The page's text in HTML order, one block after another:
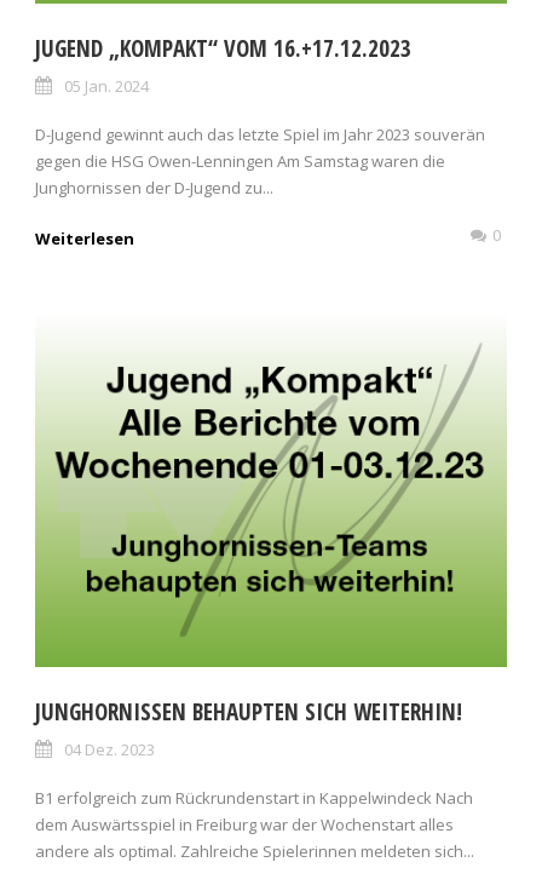
JUGEND „KOMPAKT“ VOM 16.+17.12.2023
05 Jan. 2024
D-Jugend gewinnt auch das letzte Spiel im Jahr 2023 souverän
gegen die HSG Owen-Lenningen Am Samstag waren die
Junghornissen der D-Jugend zu...
Weiterlesen 0
JUNGHORNISSEN BEHAUPTEN SICH WEITERHIN!
04 Dez. 2023
B1 erfolgreich zum Rückrundenstart in Kappelwindeck Nach
dem Auswärtsspiel in Freiburg war der Wochenstart alles
andere als optimal. Zahlreiche Spielerinnen meldeten sich...